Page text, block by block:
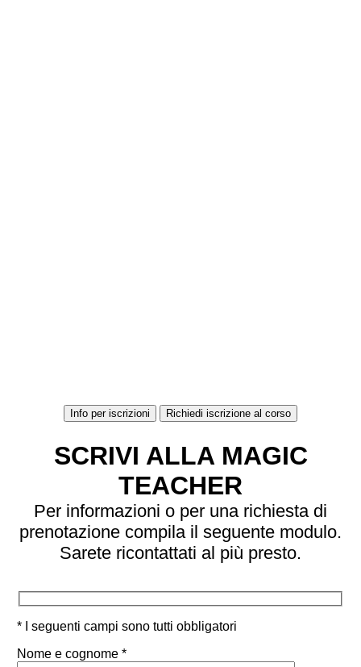
Info per iscrizioni Richiedi iscrizione al corso
SCRIVI ALLA MAGIC
TEACHER
Per informazioni o per una richiesta di
prenotazione compila il seguente modulo.
Sarete ricontattati al più presto.
* I seguenti campi sono tutti obbligatori
Nome e cognome *